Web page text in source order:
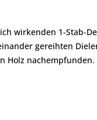
wirkenden 1-Stab-
gereihten
Holz nachempfunden.